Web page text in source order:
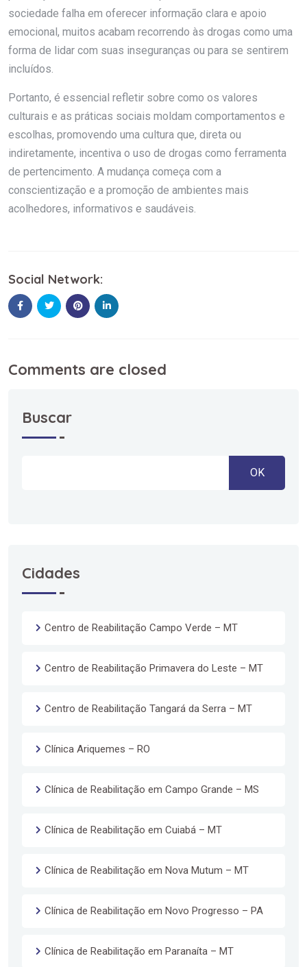
sociedade falha em oferecer informação clara e apoio
emocional, muitos acabam recorrendo às drogas como uma
forma de lidar com suas inseguranças ou para se sentirem
incluídos.
Portanto, é essencial refletir sobre como os valores
culturais e as práticas sociais moldam comportamentos e
escolhas, promovendo uma cultura que, direta ou
indiretamente, incentiva o uso de drogas como ferramenta
de pertencimento. A mudança começa com a
conscientização e a promoção de ambientes mais
acolhedores, informativos e saudáveis.
Social Network:
Comments are closed
Buscar
OK
Cidades
Centro de Reabilitação Campo Verde – MT
Centro de Reabilitação Primavera do Leste – MT
Centro de Reabilitação Tangará da Serra – MT
Clínica Ariquemes – RO
Clínica de Reabilitação em Campo Grande – MS
Clínica de Reabilitação em Cuiabá – MT
Clínica de Reabilitação em Nova Mutum – MT
Clínica de Reabilitação em Novo Progresso – PA
Clínica de Reabilitação em Paranaíta – MT